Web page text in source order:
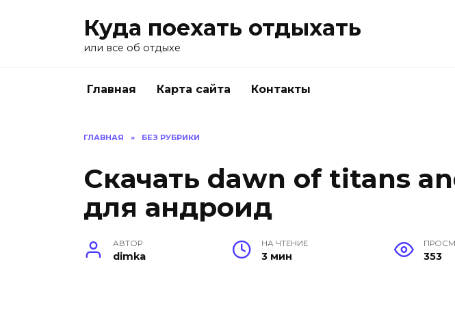
Куда поехать отдыхать
или все об отдыхе
Главная Карта сайта Контакты
ГЛАВНАЯ » БЕЗ РУБРИКИ
Скачать dawn of titans
для андроид
АВТОР
dimka
НА ЧТЕНИЕ
3 мин 353